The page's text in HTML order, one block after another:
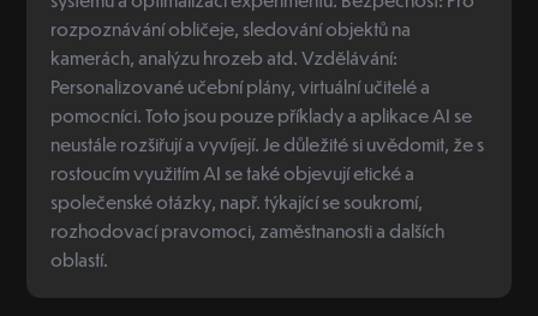
rozpoznávání obličeje, sledování objektů na
kamerách, analýzu hrozeb atd. Vzdělávání:
Personalizované učební plány, virtuální učitelé a
pomocníci. Toto jsou pouze příklady a aplikace AI se
neustále rozšiřují a vyvíjejí. Je důležité si uvědomit, že s
rostoucím využitím AI se také objevují etické a
společenské otázky, např. týkající se soukromí,
rozhodovací pravomoci, zaměstnanosti a dalších
oblastí.